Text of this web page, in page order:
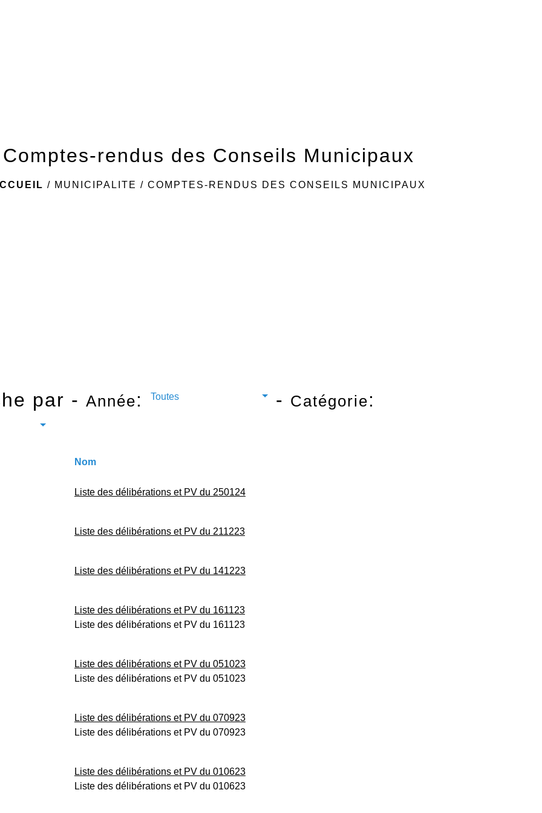
Comptes-rendus des Conseils Municipaux
/ MUNICIPALITE /COMPTES-RENDUS DES CONSEILS MUNICIPAUX
par - Année: Toutes - Catégorie:
Nom
Liste des délibérations et PV du 250124
Liste des délibérations et PV du 211223
Liste des délibérations et PV du 141223
Liste des délibérations et PV du 161123
Liste des délibérations et PV du 161123
Liste des délibérations et PV du 051023
Liste des délibérations et PV du 051023
Liste des délibérations et PV du 070923
Liste des délibérations et PV du 070923
Liste des délibérations et PV du 010623
Liste des délibérations et PV du 010623